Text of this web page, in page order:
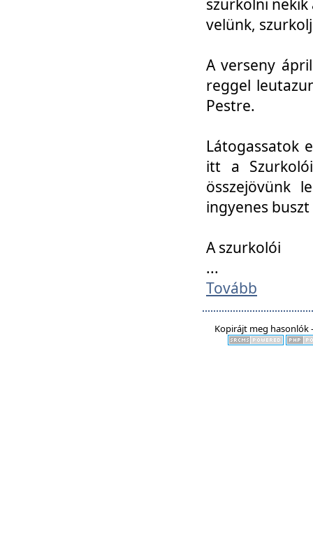
velünk,
A verseny
reggel
Pestre.
Látogassatok
itt a
összejövünk
ingyenes
A szurkolói
...
Tovább
Kopirájt meg hasonlók